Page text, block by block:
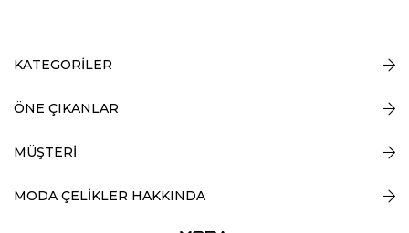
KATEGORİLER
ÖNE ÇIKANLAR
MÜŞTERİ
MODA ÇELİKLER HAKKINDA